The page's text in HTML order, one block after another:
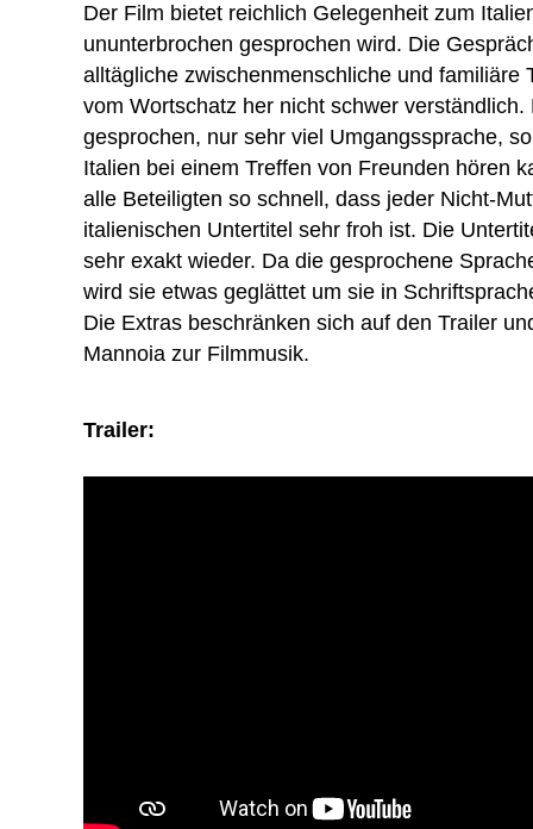
Der Film bietet reichlich Gelegenheit zum
ununterbrochen gesprochen wird. Die
alltägliche zwischenmenschliche und familiäre
vom Wortschatz her nicht schwer
gesprochen, nur sehr viel Umgangssprache,
Italien bei einem Treffen von Freunden hören
alle Beteiligten so schnell, dass jeder Nicht-
italienischen Untertitel sehr froh ist. Die
sehr exakt wieder. Da die gesprochene
wird sie etwas geglättet um sie in
Die Extras beschränken sich auf den Trailer
Mannoia zur Filmmusik.
Trailer: